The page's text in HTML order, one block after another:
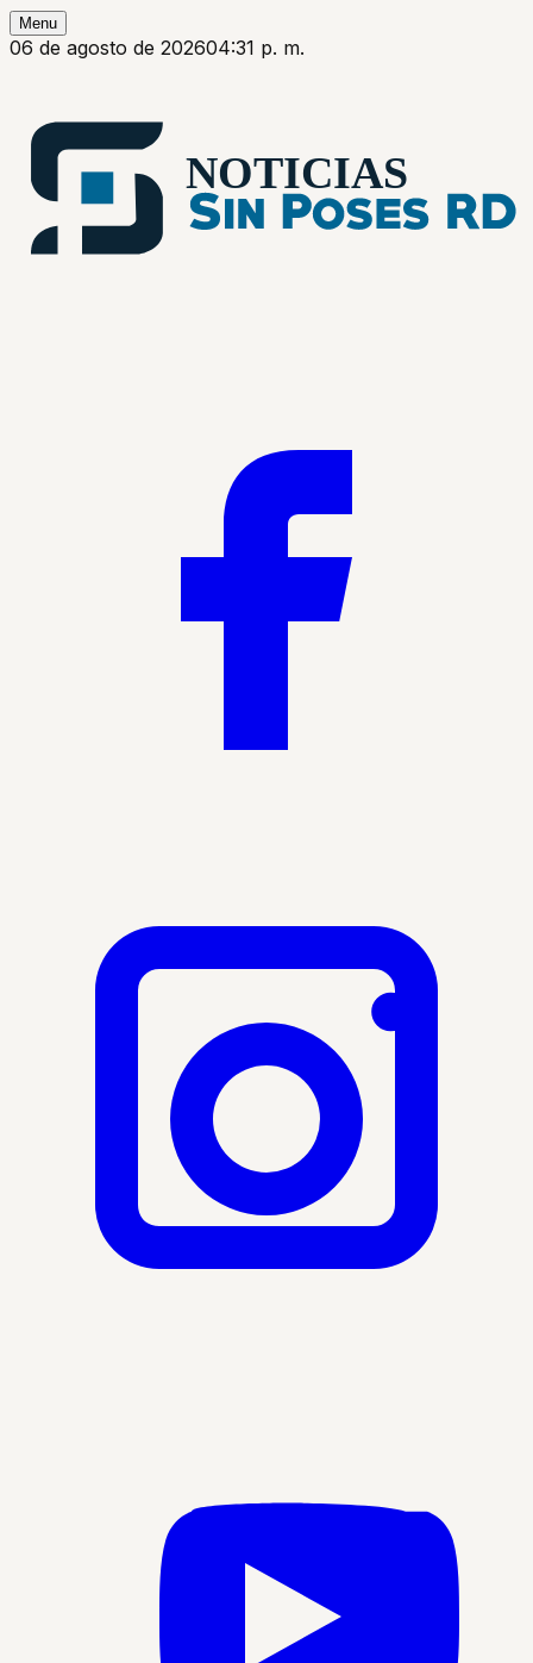
Menu
06 de agosto de 202604:31 p. m.